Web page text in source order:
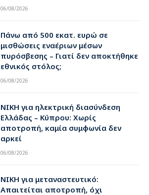
06/08/2026
Πάνω από 500 εκατ. ευρώ σε
μισθώσεις εναέριων μέσων
πυρόσβεσης – Γιατί δεν αποκτήθηκε
εθνικός στόλος;
06/08/2026
ΝΙΚΗ για ηλεκτρική διασύνδεση
Ελλάδας – Κύπρου: Χωρίς
αποτροπή, καμία συμφωνία δεν
αρκεί
06/08/2026
ΝΙΚΗ για μεταναστευτικό:
Απαιτείται αποτροπή, όχι